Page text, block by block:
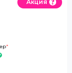
Акция
*